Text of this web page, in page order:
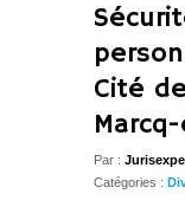
Cité
Par :
Catégories :